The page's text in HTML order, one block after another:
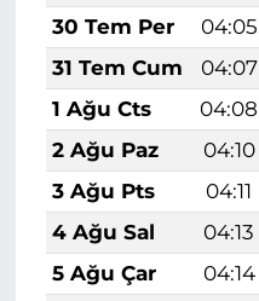
30 Tem Per
04:05
31 Tem Cum
04:07
1 Ağu Cts
04:08
2 Ağu Paz
04:10
3 Ağu Pts
04:11
4 Ağu Sal
04:13
5 Ağu Çar
04:14